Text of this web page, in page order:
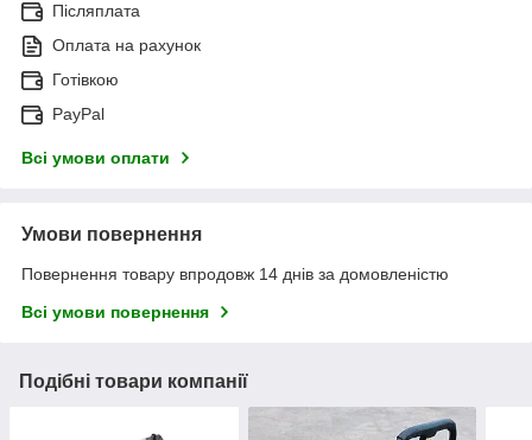
Післяплата
Оплата на рахунок
Готівкою
PayPal
Всі умови оплати
Умови повернення
Повернення товару впродовж 14 днів за домовленістю
Всі умови повернення
Подібні товари компанії